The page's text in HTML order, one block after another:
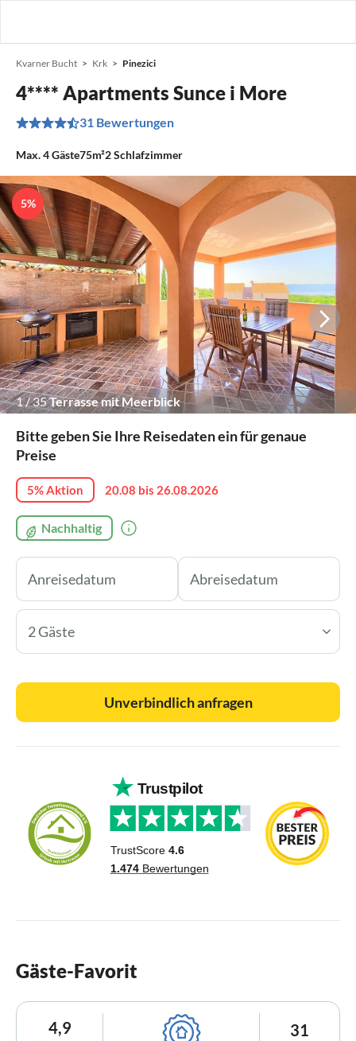
Kvarner Bucht Krk Pinezici
4**** Apartments Sunce i More
31 Bewertungen
Max.4Gäste75m²2Schlafzimmer
1/35Terrasse mit Meerblick
5%
Bitte geben Sie Ihre Reisedaten ein für genaue
Preise
5% Aktion 20.08 bis 26.08.2026
Nachhaltig
2 Gäste
Unverbindlich anfragen
Gäste-Favorit
4,9 31